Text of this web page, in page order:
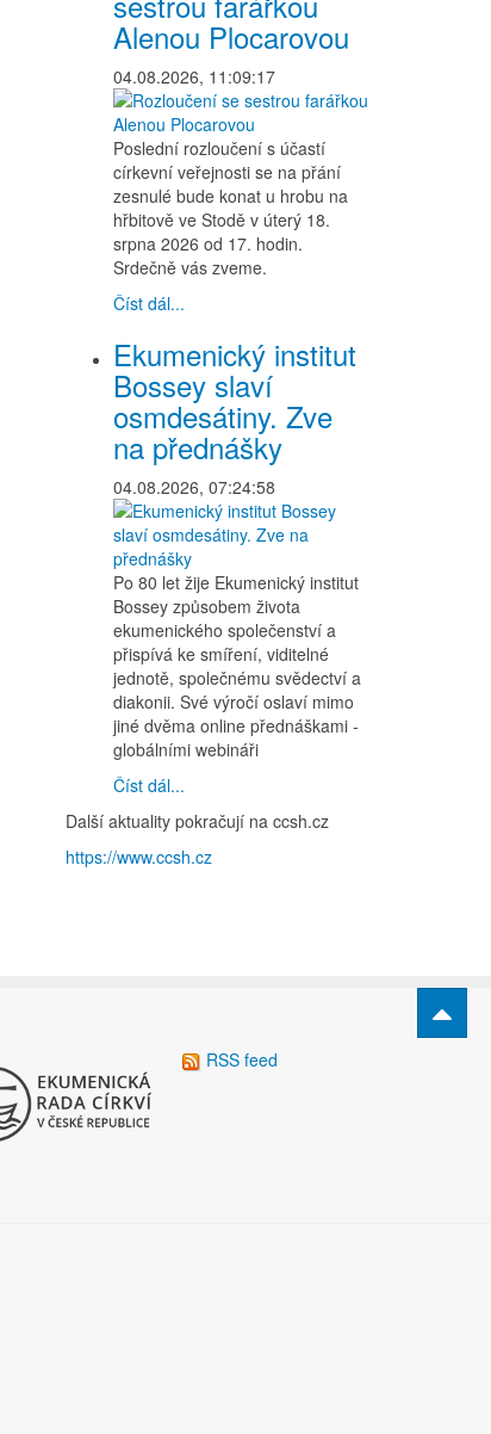
Alenou Plocarovou
04.08.2026, 11:09:17
Poslední rozloučení s účastí
církevní veřejnosti se na přání
zesnulé bude konat u hrobu na
hřbitově ve Stodě v úterý 18.
srpna 2026 od 17. hodin.
Srdečně vás zveme.
Číst dál...
Ekumenický institut
Bossey slaví
osmdesátiny. Zve
na přednášky
04.08.2026, 07:24:58
Po 80 let žije Ekumenický institut
Bossey způsobem života
ekumenického společenství a
přispívá ke smíření, viditelné
jednotě, společnému svědectví a
diakonii. Své výročí oslaví mimo
jiné dvěma online přednáškami -
globálními webináři
Číst dál...
Další aktuality pokračují na ccsh.cz
https://www.ccsh.cz
RSS feed